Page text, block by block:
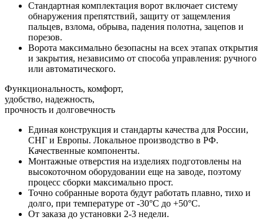
Стандартная комплектация ворот включает систему
обнаружения препятствий, защиту от защемления
пальцев, взлома, обрыва, падения полотна, зацепов и
порезов.
Ворота максимально безопасны на всех этапах открытия
и закрытия, независимо от способа управления: ручного
или автоматического.
Функциональность, комфорт,
удобство, надежность,
прочность и долговечность
Единая конструкция и стандарты качества для России,
СНГ и Европы. Локальное производство в РФ.
Качественные компоненты.
Монтажные отверстия на изделиях подготовлены на
высокоточном оборудовании еще на заводе, поэтому
процесс сборки максимально прост.
Точно собранные ворота будут работать плавно, тихо и
долго, при температуре от -30°C до +50°C.
От заказа до установки 2-3 недели.